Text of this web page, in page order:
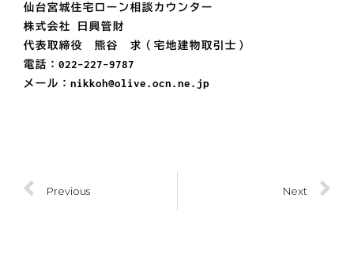
仙台宮城住宅ローン相談カウンター
株式会社 日興管財
代表取締役 熊谷 求（宅地建物取引士）
電話：022-227-9787
メール：nikkoh@olive.ocn.ne.jp
Prev
Previous Next